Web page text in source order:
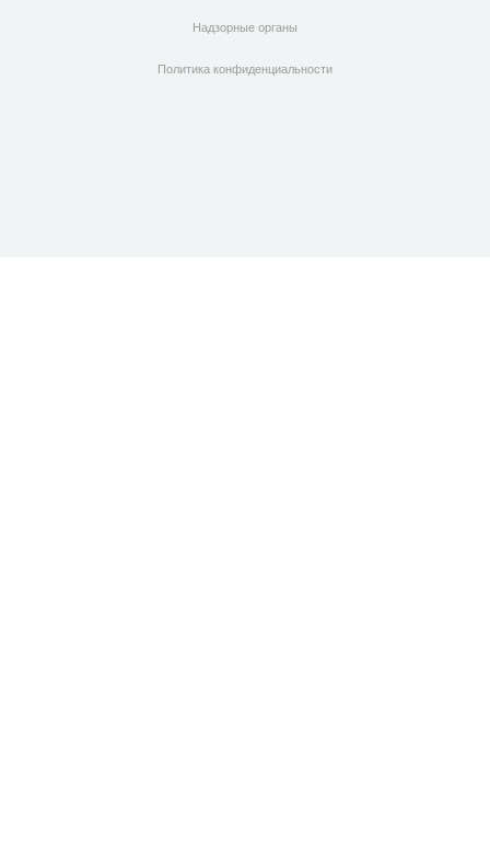
Надзорные органы
Политика конфиденциальности